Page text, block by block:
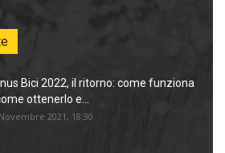
Bici 2022, il ritorno: come funziona
ottenerlo e...
2021, 18:30